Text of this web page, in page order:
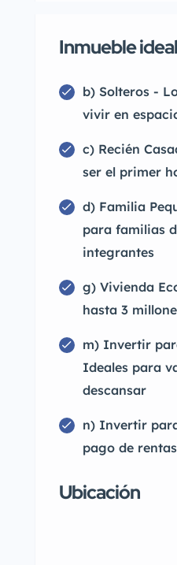
Inmueble
b) Solteros -
vivir en
c) Recién
ser el primer
d) Familia
para familias
integrantes
g) Vivienda
hasta 3
m) Invertir
Ideales para
descansar
n) Invertir
pago de
Ubicación